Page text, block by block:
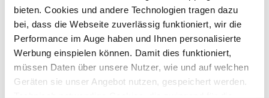
bieten. Cookies und andere Technologien tragen dazu
bei, dass die Webseite zuverlässig funktioniert, wir die
Performance im Auge haben und Ihnen personalisierte
Werbung einspielen können. Damit dies funktioniert,
müssen Daten über unsere Nutzer, wie und auf welchen
Geräten sie unser Angebot nutzen, gespeichert werden.
871666-weiss-1
Material
Außenmaterial: 10% Federn, 90% Daunen